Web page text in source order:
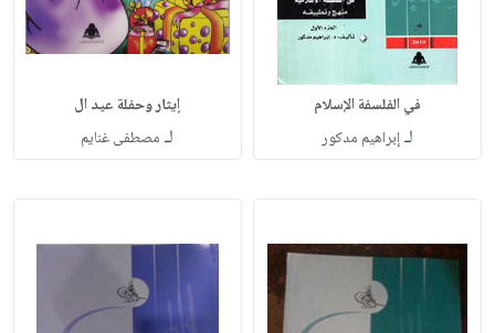
في الفلسفة الإسلام
لـإبراهيم مدكور
إيثار وحفلة عيد ال
لـ مصطفى غنايم